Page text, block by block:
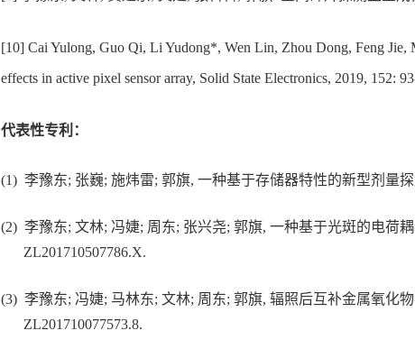
[10] Cai Yulong, Guo Qi, Li Yudong*, Wen Lin, Zhou Dong, Feng
effects in active pixel sensor array, Solid State Electronics, 2019, 152:
代表性专利：
(1) 李豫东; 张巍; 施炜雷; 郭旗, 一种基于存储器特性的新型剂量探
(2) 李豫东; 文林; 冯婕; 周东; 张兴尧; 郭旗, 一种基于光斑的电荷
ZL201710507786.X.
(3) 李豫东; 冯婕; 马林东; 文林; 周东; 郭旗, 辐照后互补金属氧化
ZL201710077573.8.